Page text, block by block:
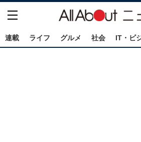
連載 ライフ グルメ 社会 IT・ビ